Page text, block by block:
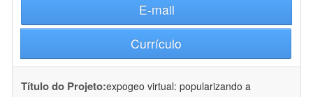
E-mail
Currículo
Título do Projeto:expogeo virtual: popularizando a